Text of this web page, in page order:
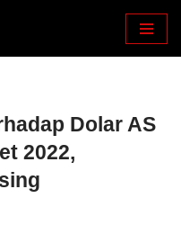
Dolar AS
2022,